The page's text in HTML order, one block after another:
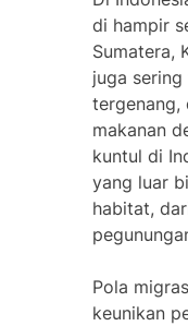
di hampir
Sumatera,
juga
tergenang,
makanan
kuntul di
yang luar
habitat,
Pola
keunikan